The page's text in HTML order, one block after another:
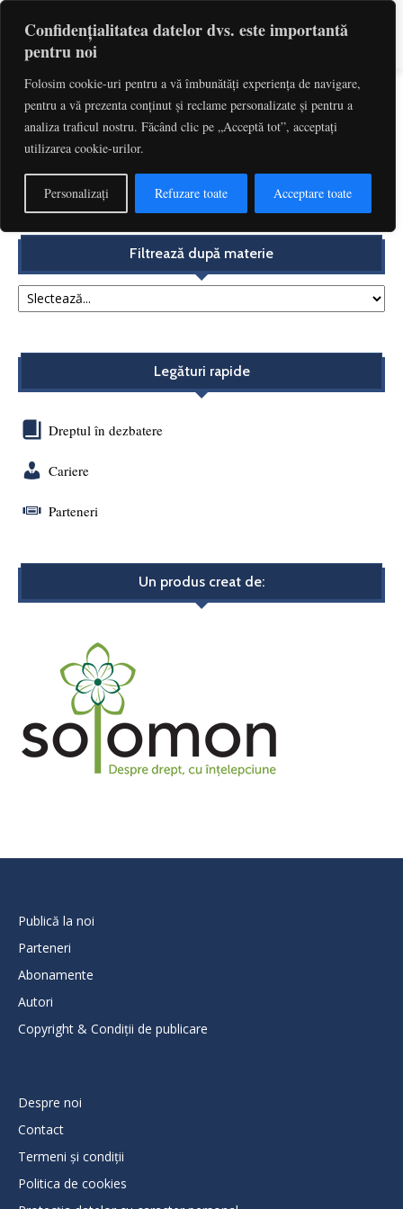
Confidențialitatea datelor dvs. este importantă
pentru noi
Folosim cookie-uri pentru a vă îmbunătăți experiența de navigare,
pentru a vă prezenta conținut și reclame personalizate și pentru a
analiza traficul nostru. Făcând clic pe „Acceptă tot”, acceptați
utilizarea cookie-urilor.
Personalizați Refuzare toate Acceptare toate
Etichetă: Tva Drepturi De Autor
Incidența TVA-ului asupra remunerațiilor încasate de
organismele de gestiune colectivă – un aspect demn...
Redactia - noiembrie 14, 2017
Filtrează după materie
Legături rapide
Dreptul în dezbatere
Cariere
Parteneri
Un produs creat de:
Publică la noi
Parteneri
Abonamente
Autori
Copyright & Condiții de publicare
Despre noi
Contact
Termeni și condiții
Politica de cookies